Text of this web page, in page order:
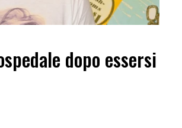
dopo essersi